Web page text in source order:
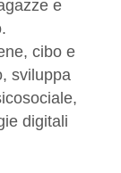
e
cibo e
sviluppa
digitali